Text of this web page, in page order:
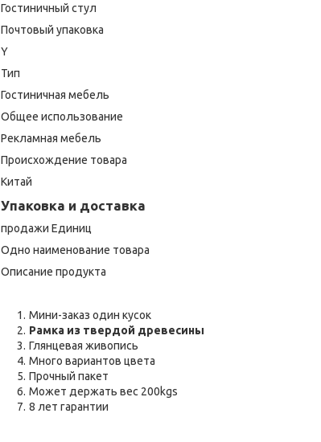
Гостиничный стул
Почтовый упаковка
Y
Тип
Гостиничная мебель
Общее использование
Рекламная мебель
Происхождение товара
Китай
Упаковка и доставка
продажи Единиц
Одно наименование товара
Описание продукта
Мини-заказ один кусок
Рамка из твердой древесины
Глянцевая живопись
Много вариантов цвета
Прочный пакет
Может держать вес 200kgs
8 лет гарантии